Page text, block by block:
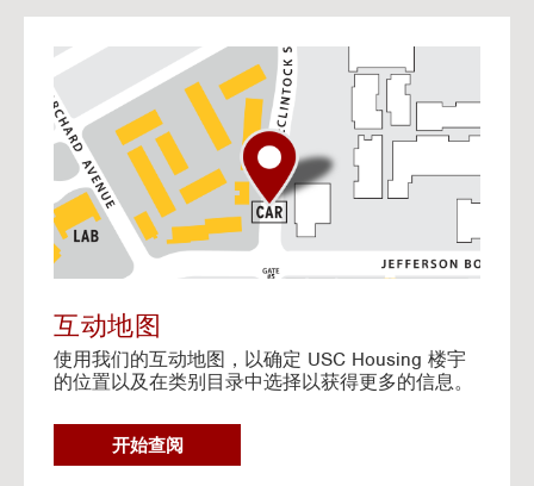
USC
Housing
G
o
t
o
n
t
e
r
t
i
v
e
p
互动地图
使用我们的互动地图，以确定 USC Housing 楼宇
的位置以及在类别目录中选择以获得更多的信息。
G
O
开始查阅